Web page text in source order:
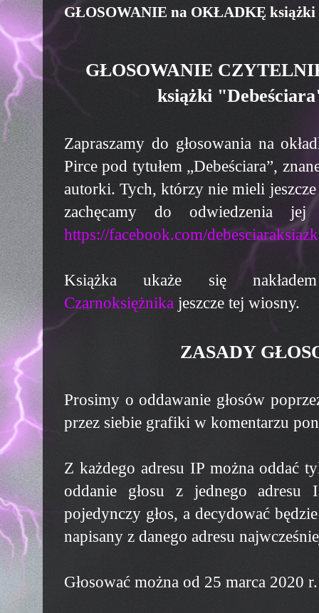
GŁOSOWANIE na OKŁADKĘ
GŁOSOWANIE
książki
Zapraszamy do głosowania na
Pirce pod tytułem „Debeściara”,
autorki. Tych, którzy nie mieli
zachęcamy do odwiedzenia jej
https://facebook.com/
Książka ukaże się
Czarnoksiężnika jeszcze tej wiosny.
ZASADY
Prosimy o oddawanie głosów
przez siebie grafiki w komentarzu
Z każdego adresu IP można oddać
oddanie głosu z jednego adresu
pojedynczy głos, a decydować
napisany z danego adresu
Głosować można od 25 marca 2020